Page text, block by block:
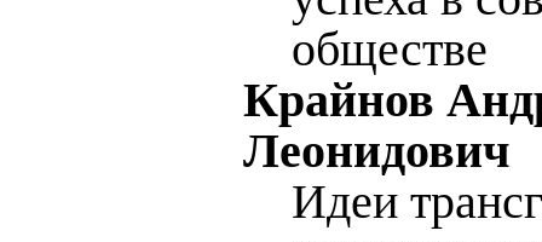
обществе
Крайнов
Леонидович
Идеи